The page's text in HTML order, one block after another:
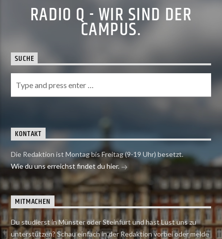
RADIO Q - WIR SIND DER
CAMPUS.
SUCHE
KONTAKT
Die Redaktion ist Montag bis Freitag (9-19 Uhr) besetzt.
Wie du uns erreichst findet du hier.
MITMACHEN
Du studierst in Münster oder Steinfurt und hast Lust uns zu
unterstützen? Schau einfach in der Redaktion vorbei oder melde